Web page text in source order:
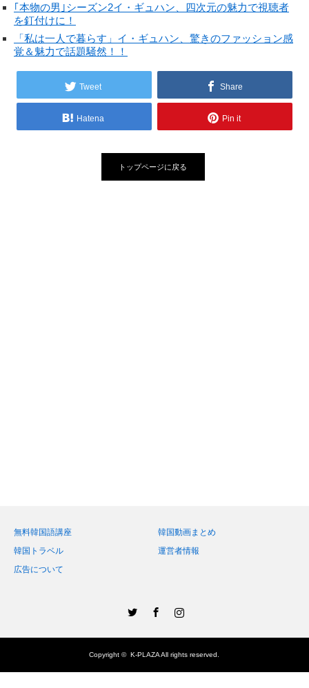
｢本物の男｣シーズン2イ・ギュハン、四次元の魅力で視聴者
を釘付けに！
「私は一人で暮らす」イ・ギュハン、驚きのファッション感
覚＆魅力で話題騒然！！
Tweet Share
Hatena Pin it
トップページに戻る
無料韓国語講座
韓国動画まとめ
韓国トラベル
運営者情報
広告について
Copyright ©K-PLAZAAll rights reserved.